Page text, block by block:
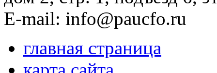
E-mail: info@paucfo.ru
главная страница